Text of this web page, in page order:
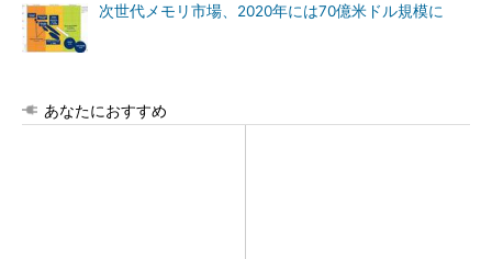
次世代メモリ市場、2020年には70億米ドル規模に
あなたにおすすめ